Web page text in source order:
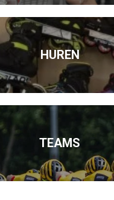
HUREN
TEAMS